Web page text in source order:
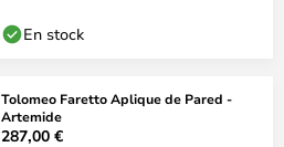
En stock
Tolomeo Faretto Aplique de Pared -
Artemide
287,00 €